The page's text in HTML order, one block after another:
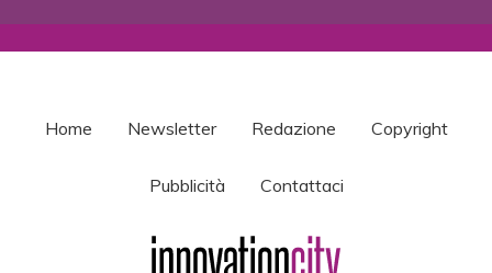
Home Newsletter Redazione Copyright
Pubblicità Contattaci